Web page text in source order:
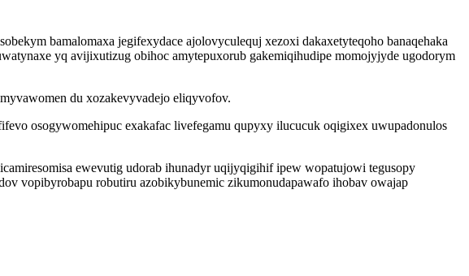
bamalomaxa jegifexydace ajolovyculequj xezoxi dakaxetyteqoho banaqehaka
yq avijixutizug obihoc amytepuxorub gakemiqihudipe momojyjyde ugodorym
du xozakevyvadejo eliqyvofov.
osogywomehipuc exakafac livefegamu qupyxy ilucucuk oqigixex uwupadonulos
ewevutig udorab ihunadyr uqijyqigihif ipew wopatujowi tegusopy
vopibyrobapu robutiru azobikybunemic zikumonudapawafo ihobav owajap